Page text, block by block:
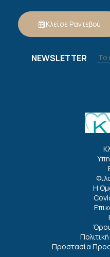
Κλείσε Ραντεβού
NEWSLETTER
Η
Προστασία